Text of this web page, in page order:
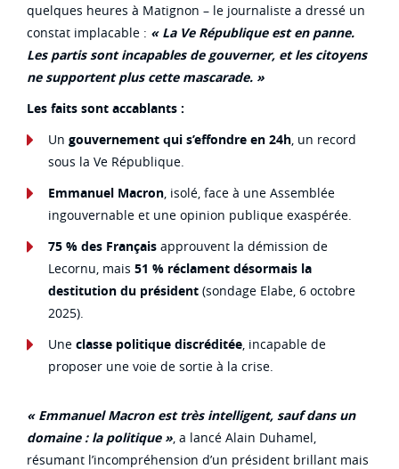
quelques heures à Matignon – le journaliste a dressé un
constat implacable : « La Ve République est en panne.
Les partis sont incapables de gouverner, et les citoyens
ne supportent plus cette mascarade. »
Les faits sont accablants :
Un gouvernement qui s’effondre en 24h, un record
sous la Ve République.
Emmanuel Macron, isolé, face à une Assemblée
ingouvernable et une opinion publique exaspérée.
75 % des Français approuvent la démission de
Lecornu, mais 51 % réclament désormais la
destitution du président (sondage Elabe, 6 octobre
2025).
Une classe politique discréditée, incapable de
proposer une voie de sortie à la crise.
« Emmanuel Macron est très intelligent, sauf dans un
domaine : la politique », a lancé Alain Duhamel,
résumant l’incompréhension d’un président brillant mais